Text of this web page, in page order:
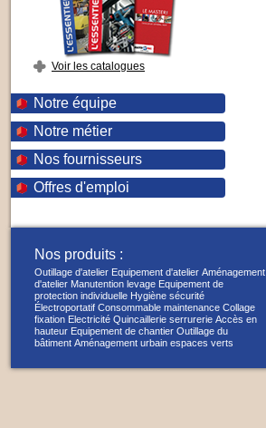
Voir les catalogues
Notre équipe
Notre métier
Nos fournisseurs
Offres d'emploi
Nos produits :
Outillage d'atelier Equipement d'atelier Aménagement
d'atelier Manutention levage Equipement de
protection individuelle Hygiène sécurité
Électroportatif Consommable maintenance Collage
fixation Electricité Quincaillerie serrurerie Accès en
hauteur Equipement de chantier Outillage du
bâtiment Aménagement urbain espaces verts